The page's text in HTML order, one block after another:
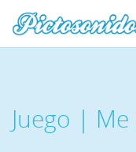
Juego |